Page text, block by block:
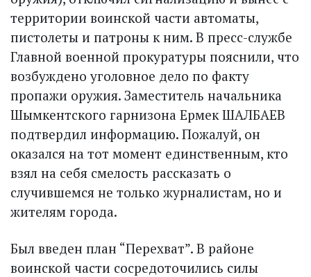
территории воинской части автоматы,
пистолеты и патроны к ним. В пресс-службе
Главной военной прокуратуры пояснили, что
возбуждено уголовное дело по факту
пропажи оружия. Заместитель начальника
Шымкентского гарнизона Ермек ШАЛБАЕВ
подтвердил информацию. Пожалуй, он
оказался на тот момент единственным, кто
взял на себя смелость рассказать о
случившемся не только журналистам, но и
жителям города.
Был введен план “Перехват”. В районе
воинской части сосредоточились силы